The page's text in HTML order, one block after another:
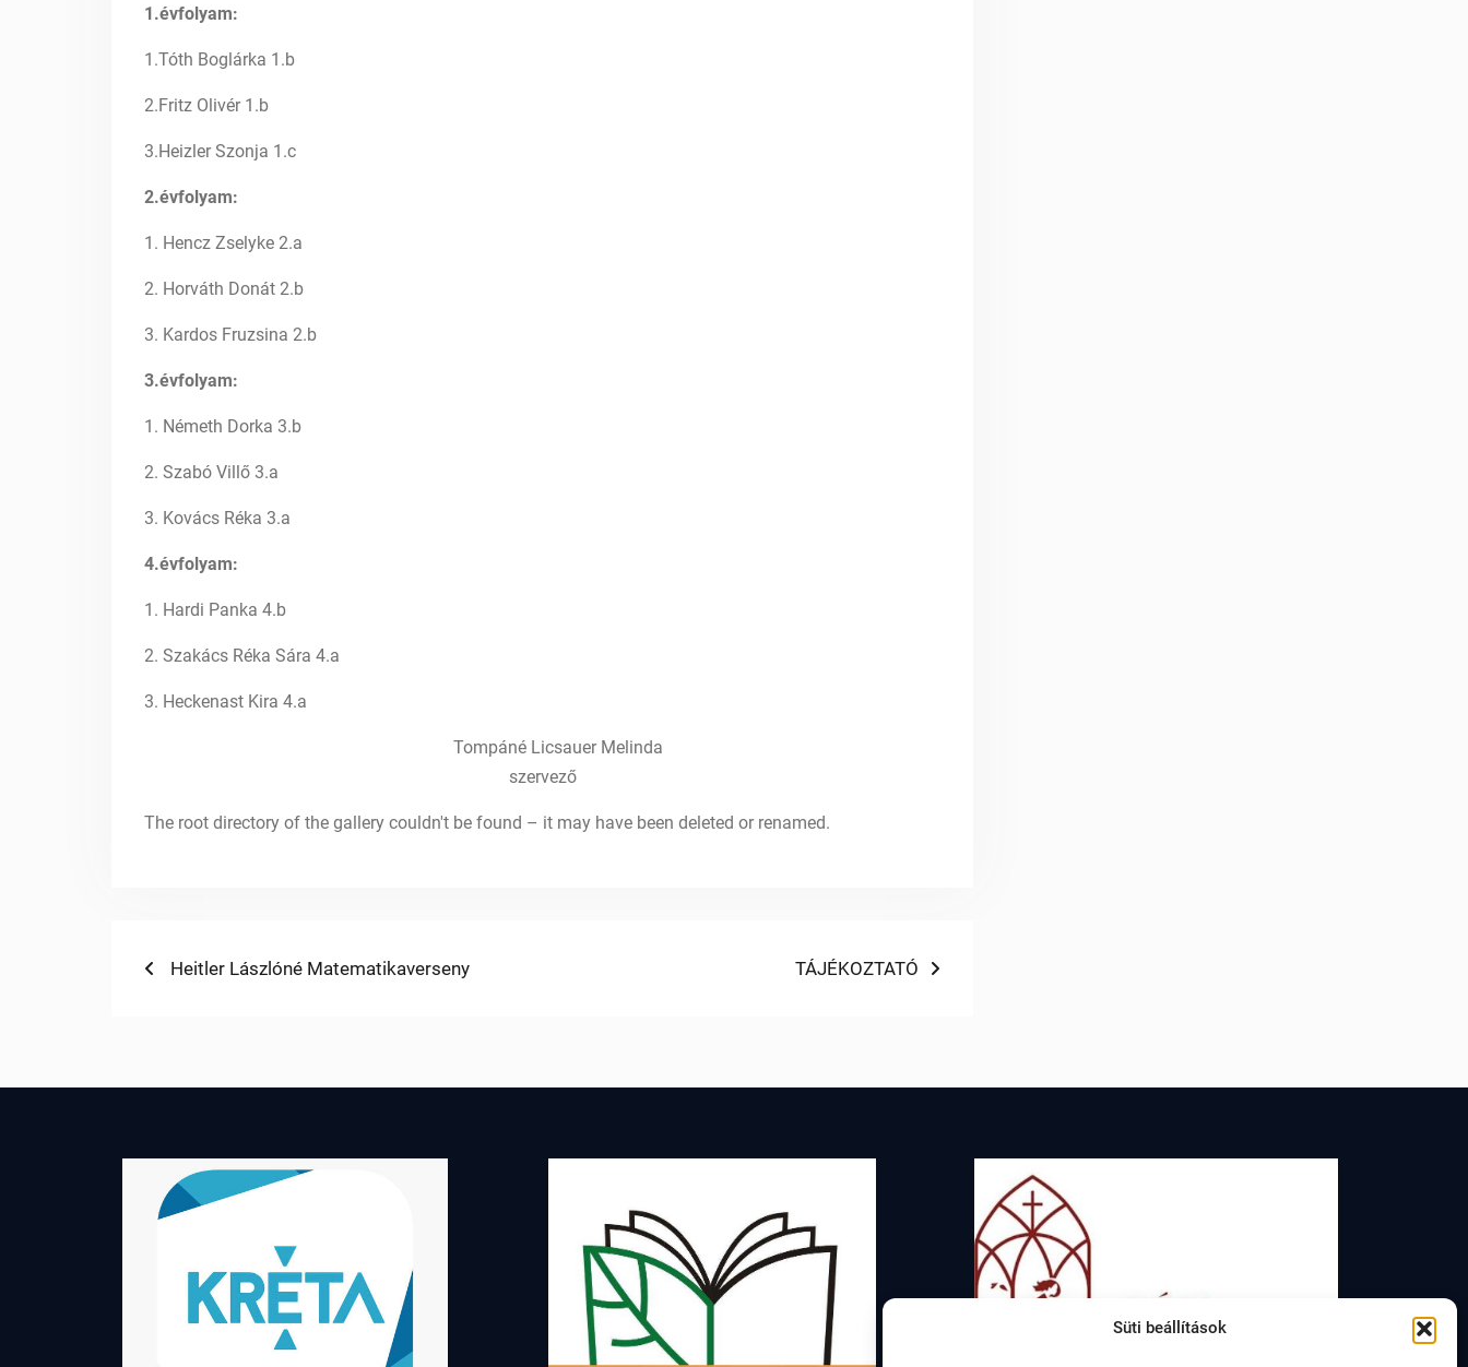
Süti beállítások
1.évfolyam:
1.Tóth Boglárka 1.b
2.Fritz Olivér 1.b
3.Heizler Szonja 1.c
2.évfolyam:
1. Hencz Zselyke 2.a
2. Horváth Donát 2.b
3. Kardos Fruzsina 2.b
3.évfolyam:
1. Németh Dorka 3.b
2. Szabó Villő 3.a
3. Kovács Réka 3.a
4.évfolyam:
1. Hardi Panka 4.b
2. Szakács Réka Sára 4.a
3. Heckenast Kira 4.a
Tompáné Licsauer Melinda
szervező
The root directory of the gallery couldn't be found – it may have been deleted or renamed.
Bejegyzés
Previous
Heitler Lászlóné Matematikaverseny
Next
TÁJÉKOZTATÓ